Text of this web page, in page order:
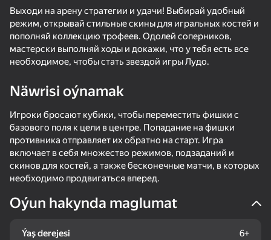
Bu oýun diňe peýza
ugry goldaýar
State Connect
Ricochet
Выходи на арену стратегии и удачи! Выбирай удобный
режим, открывай стильные скины для игральных костей и
пополняй коллекцию трофеев. Одолей соперников,
мастерски выполняй ходы и докажи, что у тебя есть все
необходимое, чтобы стать звездой игры Лудо.
Näwrisi oýnamak
Игроки бросают кубики, чтобы переместить фишки с
базового поля к цели в центре. Попадание на фишки
противника отправляет их обратно на старт. Игра
включает в себя множество режимов, подзаданий и
скинов для костей, а также бесконечные матчи, в которых
необходимо продвигаться вперед.
Oýun hakynda maglumat
Ýaş derejesi 6+